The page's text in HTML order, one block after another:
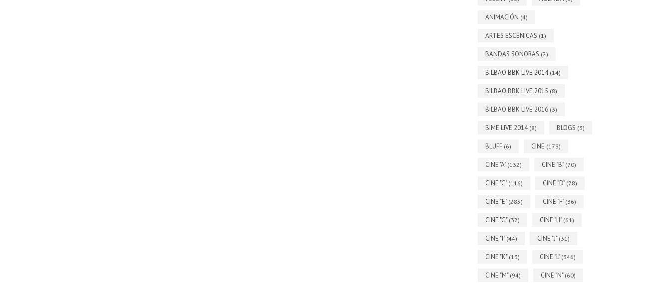
ANIMACIÓN (4)
ARTES ESCÉNICAS (1)
BANDAS SONORAS (2)
BILBAO BBK LIVE 2014 (14)
BILBAO BBK LIVE 2015 (8)
BILBAO BBK LIVE 2016 (3)
BIME LIVE 2014 (8) BLOGS (3)
BLUFF (6) CINE (173)
CINE "A" (132) CINE "B" (70)
CINE "C" (116) CINE "D" (78)
CINE "E" (285) CINE "F" (36)
CINE "G" (32) CINE "H" (61)
CINE "I" (44) CINE "J" (31)
CINE "K" (13) CINE "L" (346)
CINE "M" (94) CINE "N" (60)